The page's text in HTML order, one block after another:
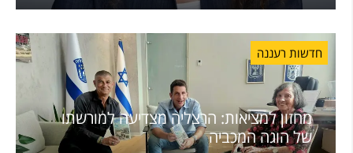
חדשות רעננה
מחזון למציאות: הרצליה מצדיעה למורשתו
של הוגה המכביה